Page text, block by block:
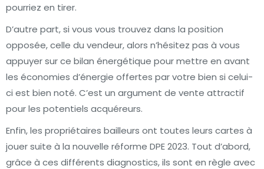
pourriez en tirer.
D’autre part, si vous vous trouvez dans la position
opposée, celle du vendeur, alors n’hésitez pas à vous
appuyer sur ce bilan énergétique pour mettre en avant
les économies d’énergie offertes par votre bien si celui-
ci est bien noté. C’est un argument de vente attractif
pour les potentiels acquéreurs.
Enfin, les propriétaires bailleurs ont toutes leurs cartes à
jouer suite à la nouvelle réforme DPE 2023. Tout d’abord,
grâce à ces différents diagnostics, ils sont en règle avec